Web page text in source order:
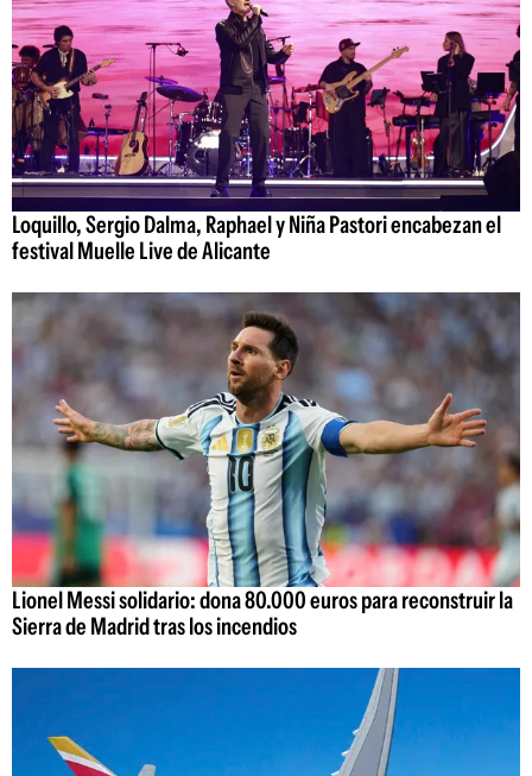
Loquillo, Sergio Dalma, Raphael y Niña Pastori encabezan el
festival Muelle Live de Alicante
Lionel Messi solidario: dona 80.000 euros para reconstruir la
Sierra de Madrid tras los incendios